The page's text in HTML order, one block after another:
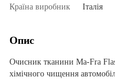
Країна виробник
Італія
Опис
Очисник тканини Ma-Fra
хімічного чищення